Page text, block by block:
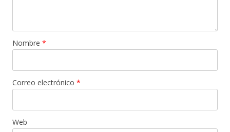
Nombre *
Correo electrónico *
Web